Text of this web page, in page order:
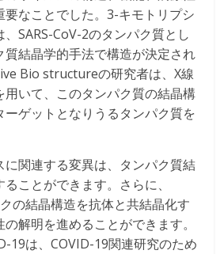
要なことでした。3-キモトリプシ
SARS-CoV-2のタンパク質とし
質結晶学的手法で構造が決定され
Bio structureの研究者は、X線
用いて、このタンパク質の結晶構
ゲットとなりうるタンパク質を
に関連する変異は、タンパク質結
ことができます。さらに、
の結晶構造を抗体と共結晶化す
解明を進めることができます。
19は、COVID-19関連研究のため